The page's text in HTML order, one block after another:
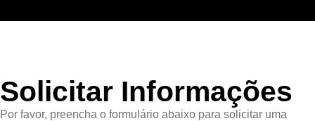
Solicitar Informações
Por favor, preencha o formulário abaixo para solicitar uma